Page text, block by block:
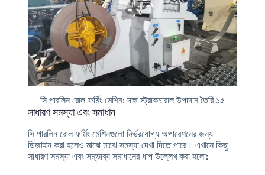
সি পারলিন রোল ফর্মিং মেশিন: দক্ষ স্ট্রাকচারাল উপাদান তৈরি ১৫
সাধারণ সমস্যা এবং সমাধান
সি পারলিন রোল ফর্মিং মেশিনগুলো নির্ভরযোগ্য অপারেশনের জন্য
ডিজাইন করা হলেও মাঝে মাঝে সমস্যা দেখা দিতে পারে। এখানে কিছু
সাধারণ সমস্যা এবং সম্ভাব্য সমাধানের ধাপ উল্লেখ করা হলো: